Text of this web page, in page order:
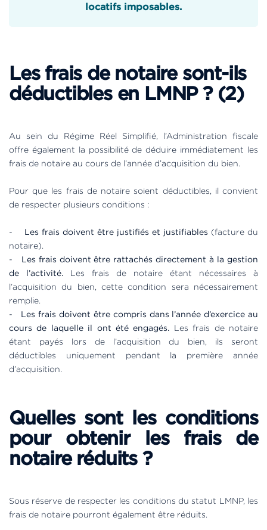
locatifs imposables.
Les frais de notaire sont-ils
déductibles en LMNP ? (2)
Au sein du Régime Réel Simplifié, l’Administration fiscale
offre également la possibilité de déduire immédiatement les
frais de notaire au cours de l’année d’acquisition du bien.
Pour que les frais de notaire soient déductibles, il convient
de respecter plusieurs conditions :
- Les frais doivent être justifiés et justifiables (facture du
notaire).
- Les frais doivent être rattachés directement à la gestion
de l’activité. Les frais de notaire étant nécessaires à
l’acquisition du bien, cette condition sera nécessairement
remplie.
-
Les frais doivent être compris dans l’année d’exercice au
cours de laquelle il ont été engagés. Les frais de notaire
étant payés lors de l’acquisition du bien, ils seront
déductibles uniquement pendant la première année
d’acquisition.
Quelles sont les conditions
pour obtenir les frais de
notaire réduits ?
Sous réserve de respecter les conditions du statut LMNP, les
frais de notaire pourront également être réduits.